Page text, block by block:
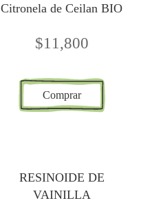
Citronela de Ceilan BIO
$11,800
Comprar
RESINOIDE DE
VAINILLA